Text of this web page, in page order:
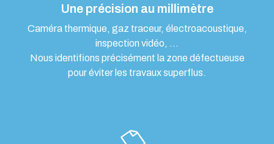
Une précision au millimètre
Caméra thermique, gaz traceur, électroacoustique,
inspection vidéo, …
Nous identifions précisément la zone défectueuse
pour éviter les travaux superflus.